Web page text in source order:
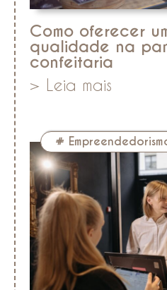
Como oferecer
qualidade na
confeitaria
> Leia mais
#